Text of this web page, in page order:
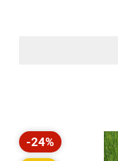
Rabatt
-24%